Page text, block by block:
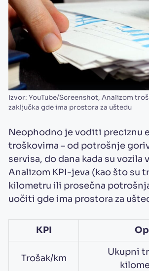
Izvor: YouTube/Screenshot, Analizom
zaključka gde ima prostora za uštedu
Neophodno je voditi preciznu
troškovima – od potrošnje
servisa, do dana kada su vozila
Analizom KPI-jeva (kao što su
kilometru ili prosečna
uočiti gde ima prostora za
KPI
Trošak/km
Ukupni